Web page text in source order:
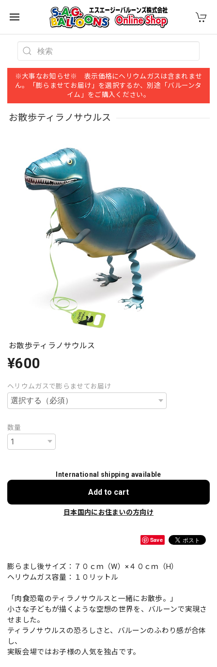
※大事なお知らせ※ 表示価格にヘリウムガスは含まれませ
ん。「膨らませてお届け」を選択するか、別途「バルーンタ
イム」をご購入ください。
お散歩ティラノサウルス
お散歩ティラノサウルス
¥600
ヘリウムガスで膨らませてお届け
数量
International shipping available
Add to cart
日本国内にお住まいの方向け
Save
膨らまし後サイズ：７０ｃｍ（W）×４０ｃｍ（H）
ヘリウムガス容量：１０リットル
「肉食恐竜のティラノサウルスと一緒にお散歩。」
小さな子どもが描くような空想の世界を、バルーンで実現さ
せました。
ティラノサウルスの恐ろしさと、バルーンのふわり感が合体
し、
実販会場ではお子様の人気を独占です。